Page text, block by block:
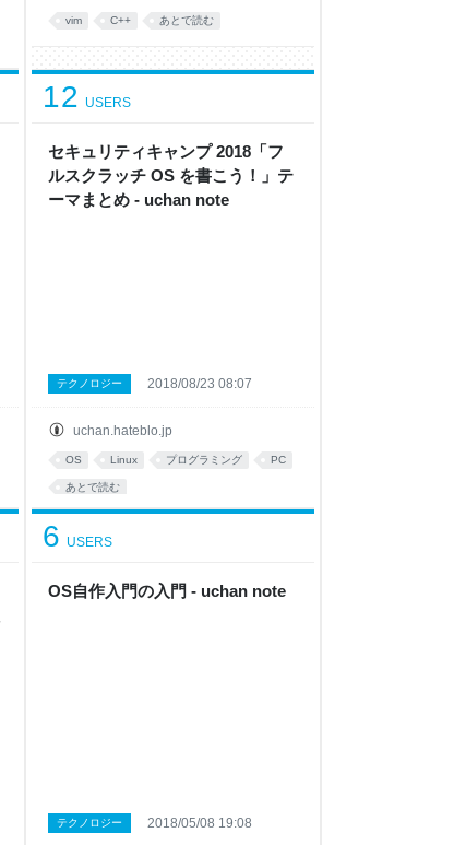
vim C++ あとで読む
セキュリティキャンプ 2018「フ
ルスクラッチ OS を書こう！」テ
ーマまとめ - uchan note
12 USERS
uchan.hateblo.jp
テクノロジー 2018/08/23 08:07
OS Linux プログラミング PC
あとで読む
OS自作入門の入門 - uchan note
6 USERS
テクノロジー 2018/05/08 19:08